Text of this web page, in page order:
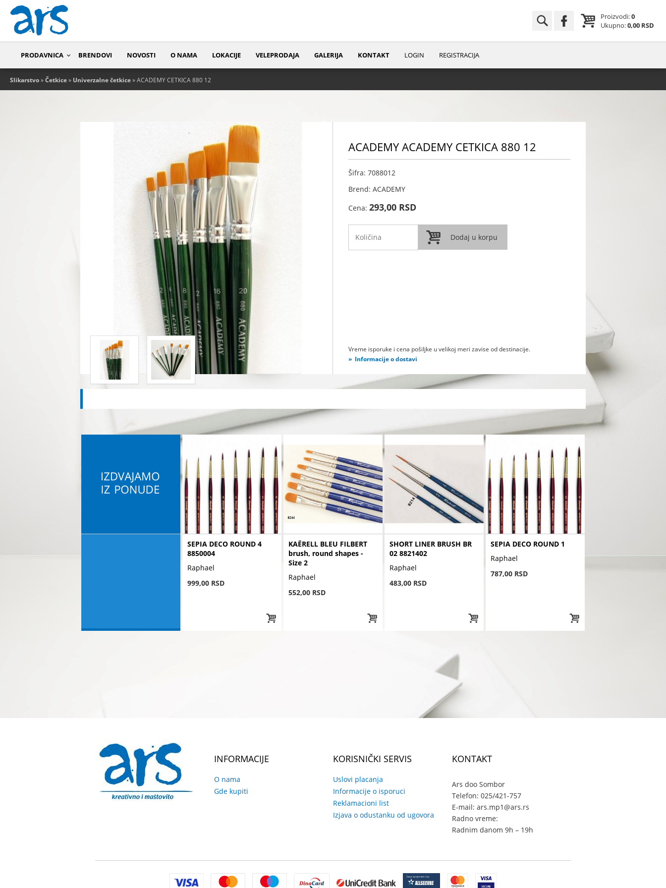
Proizvodi:0
Ukupno:0,00 RSD
PRODAVNICA BRENDOVI NOVOSTI O NAMA LOKACIJE VELEPRODAJA GALERIJA KONTAKT LOGIN REGISTRACIJA
Slikarstvo»Četkice» Univerzalne četkice» ACADEMY CETKICA 880 12
ACADEMY ACADEMY CETKICA 880 12
Šifra: 7088012
Brend: ACADEMY
Cena: 293,00 RSD
Vreme isporuke i cena pošiljke u velikoj meri zavise od destinacije.
Informacije o dostavi
SEPIA DECO ROUND 4
8850004
Raphael
999,00 RSD
KAËRELL BLEU FILBERT
brush, round shapes -
Size 2
Raphael
552,00 RSD
SHORT LINER BRUSH BR
02 8821402
Raphael
483,00 RSD
SEPIA DECO ROUND 1
Raphael
787,00 RSD
INFORMACIJE
O nama
Gde kupiti
KORISNIČKI SERVIS
Uslovi placanja
Informacije o isporuci
Reklamacioni list
Izjava o odustanku od ugovora
KONTAKT
Ars doo Sombor
Telefon: 025/421-757
E-mail: ars.mp1@ars.rs
Radno vreme:
Radnim danom 9h – 19h